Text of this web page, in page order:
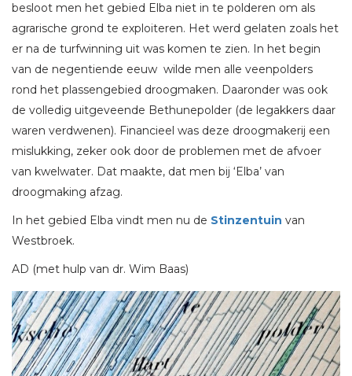
besloot men het gebied Elba niet in te polderen om als
agrarische grond te exploiteren. Het werd gelaten zoals het
er na de turfwinning uit was komen te zien. In het begin
van de negentiende eeuw wilde men alle veenpolders
rond het plassengebied droogmaken. Daaronder was ook
de volledig uitgeveende Bethunepolder (de legakkers daar
waren verdwenen). Financieel was deze droogmakerij een
mislukking, zeker ook door de problemen met de afvoer
van kwelwater. Dat maakte, dat men bij ‘Elba’ van
droogmaking afzag.
In het gebied Elba vindt men nu de Stinzentuin van
Westbroek.
AD (met hulp van dr. Wim Baas)